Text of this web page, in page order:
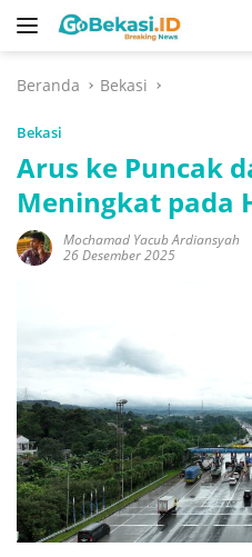
Langsung
Beranda
Bekasi
Bekasi
Arus ke Puncak
Meningkat pada
Mochamad Yacub Ardiansyah
26 Desember 2025